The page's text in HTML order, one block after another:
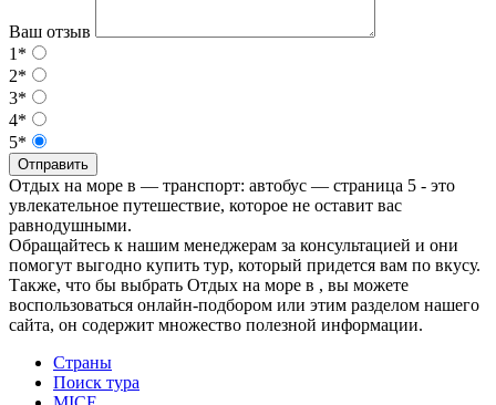
Ваш отзыв
1*
2*
3*
4*
5*
Отправить
Отдых на море в — транспорт: автобус — страница 5 - это
увлекательное путешествие, которое не оставит вас
равнодушными.
Обращайтесь к нашим менеджерам за консультацией и они
помогут выгодно купить тур, который придется вам по вкусу.
Также, что бы выбрать Отдых на море в , вы можете
воспользоваться онлайн-подбором или этим разделом нашего
сайта, он содержит множество полезной информации.
Страны
Поиск тура